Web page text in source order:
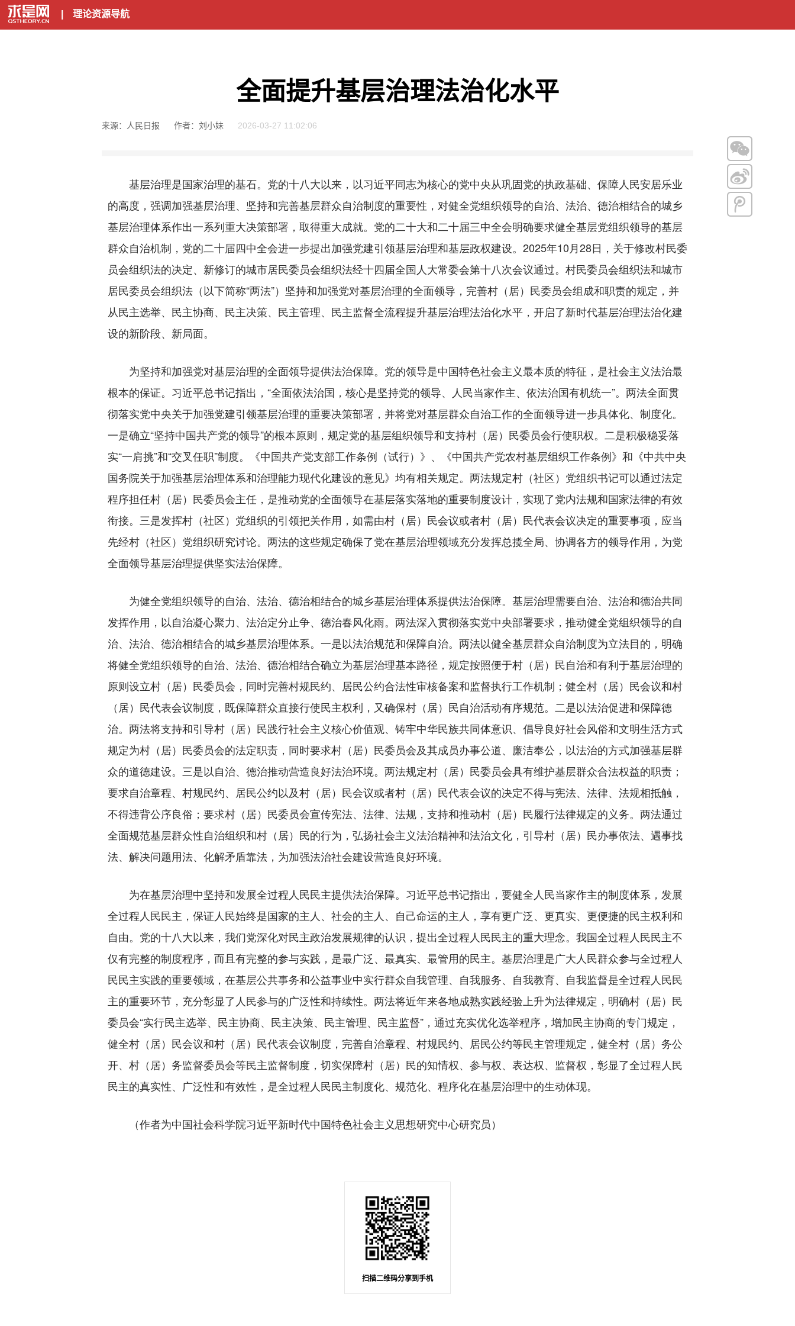
理论资源导航
全面提升基层治理法治化水平
来源：人民日报 作者：刘小妹 2026-03-27 11:02:06
基层治理是国家治理的基石。党的十八大以来，以习近平同志为核心的党中央从巩固党的执政基础、保障人民安居乐业
的高度，强调加强基层治理、坚持和完善基层群众自治制度的重要性，对健全党组织领导的自治、法治、德治相结合的城乡
基层治理体系作出一系列重大决策部署，取得重大成就。党的二十大和二十届三中全会明确要求健全基层党组织领导的基层
群众自治机制，党的二十届四中全会进一步提出加强党建引领基层治理和基层政权建设。2025年10月28日，关于修改村民委
员会组织法的决定、新修订的城市居民委员会组织法经十四届全国人大常委会第十八次会议通过。村民委员会组织法和城市
居民委员会组织法（以下简称“两法”）坚持和加强党对基层治理的全面领导，完善村（居）民委员会组成和职责的规定，并
从民主选举、民主协商、民主决策、民主管理、民主监督全流程提升基层治理法治化水平，开启了新时代基层治理法治化建
设的新阶段、新局面。
为坚持和加强党对基层治理的全面领导提供法治保障。党的领导是中国特色社会主义最本质的特征，是社会主义法治最
根本的保证。习近平总书记指出，“全面依法治国，核心是坚持党的领导、人民当家作主、依法治国有机统一”。两法全面贯
彻落实党中央关于加强党建引领基层治理的重要决策部署，并将党对基层群众自治工作的全面领导进一步具体化、制度化。
一是确立“坚持中国共产党的领导”的根本原则，规定党的基层组织领导和支持村（居）民委员会行使职权。二是积极稳妥落
实“一肩挑”和“交叉任职”制度。《中国共产党支部工作条例（试行）》、《中国共产党农村基层组织工作条例》和《中共中央
国务院关于加强基层治理体系和治理能力现代化建设的意见》均有相关规定。两法规定村（社区）党组织书记可以通过法定
程序担任村（居）民委员会主任，是推动党的全面领导在基层落实落地的重要制度设计，实现了党内法规和国家法律的有效
衔接。三是发挥村（社区）党组织的引领把关作用，如需由村（居）民会议或者村（居）民代表会议决定的重要事项，应当
先经村（社区）党组织研究讨论。两法的这些规定确保了党在基层治理领域充分发挥总揽全局、协调各方的领导作用，为党
全面领导基层治理提供坚实法治保障。
为健全党组织领导的自治、法治、德治相结合的城乡基层治理体系提供法治保障。基层治理需要自治、法治和德治共同
发挥作用，以自治凝心聚力、法治定分止争、德治春风化雨。两法深入贯彻落实党中央部署要求，推动健全党组织领导的自
治、法治、德治相结合的城乡基层治理体系。一是以法治规范和保障自治。两法以健全基层群众自治制度为立法目的，明确
将健全党组织领导的自治、法治、德治相结合确立为基层治理基本路径，规定按照便于村（居）民自治和有利于基层治理的
原则设立村（居）民委员会，同时完善村规民约、居民公约合法性审核备案和监督执行工作机制；健全村（居）民会议和村
（居）民代表会议制度，既保障群众直接行使民主权利，又确保村（居）民自治活动有序规范。二是以法治促进和保障德
治。两法将支持和引导村（居）民践行社会主义核心价值观、铸牢中华民族共同体意识、倡导良好社会风俗和文明生活方式
规定为村（居）民委员会的法定职责，同时要求村（居）民委员会及其成员办事公道、廉洁奉公，以法治的方式加强基层群
众的道德建设。三是以自治、德治推动营造良好法治环境。两法规定村（居）民委员会具有维护基层群众合法权益的职责；
要求自治章程、村规民约、居民公约以及村（居）民会议或者村（居）民代表会议的决定不得与宪法、法律、法规相抵触，
不得违背公序良俗；要求村（居）民委员会宣传宪法、法律、法规，支持和推动村（居）民履行法律规定的义务。两法通过
全面规范基层群众性自治组织和村（居）民的行为，弘扬社会主义法治精神和法治文化，引导村（居）民办事依法、遇事找
法、解决问题用法、化解矛盾靠法，为加强法治社会建设营造良好环境。
为在基层治理中坚持和发展全过程人民民主提供法治保障。习近平总书记指出，要健全人民当家作主的制度体系，发展
全过程人民民主，保证人民始终是国家的主人、社会的主人、自己命运的主人，享有更广泛、更真实、更便捷的民主权利和
自由。党的十八大以来，我们党深化对民主政治发展规律的认识，提出全过程人民民主的重大理念。我国全过程人民民主不
仅有完整的制度程序，而且有完整的参与实践，是最广泛、最真实、最管用的民主。基层治理是广大人民群众参与全过程人
民民主实践的重要领域，在基层公共事务和公益事业中实行群众自我管理、自我服务、自我教育、自我监督是全过程人民民
主的重要环节，充分彰显了人民参与的广泛性和持续性。两法将近年来各地成熟实践经验上升为法律规定，明确村（居）民
委员会“实行民主选举、民主协商、民主决策、民主管理、民主监督”，通过充实优化选举程序，增加民主协商的专门规定，
健全村（居）民会议和村（居）民代表会议制度，完善自治章程、村规民约、居民公约等民主管理规定，健全村（居）务公
开、村（居）务监督委员会等民主监督制度，切实保障村（居）民的知情权、参与权、表达权、监督权，彰显了全过程人民
民主的真实性、广泛性和有效性，是全过程人民民主制度化、规范化、程序化在基层治理中的生动体现。
（作者为中国社会科学院习近平新时代中国特色社会主义思想研究中心研究员）
扫描二维码分享到手机